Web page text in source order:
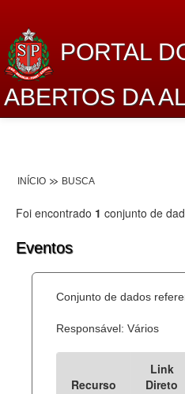
PORTAL
ABERTOS DA
Lei de Acesso à Informação
Dados Governamentais
Processo Legislativo
Deputados Estaduais
INÍCIO BUSCA
Foi encontrado 1 conjunto de
Eventos
Conjunto de dados
Responsável: Vários
Recurso
Link
Direto